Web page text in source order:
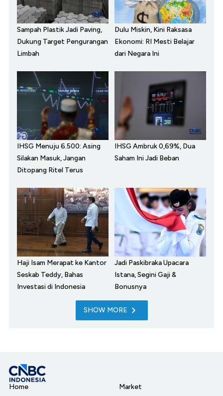
Sampah Plastik Jadi Paving,
Dukung Target Pengurangan
Limbah
Dulu Miskin, Kini Raksasa
Ekonomi: RI Mesti Belajar
dari Negara Ini
IHSG Menuju 6.500: Asing
Silakan Masuk, Jangan
Ditopang Ritel Terus
IHSG Ambruk 0,69%, Dua
Saham Ini Jadi Beban
Haji Isam Merapat ke Kantor
Seskab Teddy, Bahas
Investasi di Indonesia
Jadi Paskibraka Upacara
Istana, Segini Gaji &
Bonusnya
SHOW MORE
Home
Market